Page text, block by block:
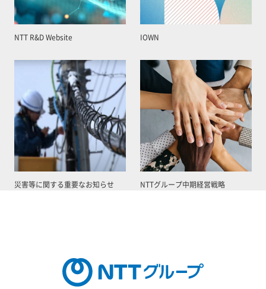
NTT R&D Website IOWN
災害等に関する重要なお知らせ NTTグループ中期経営戦略